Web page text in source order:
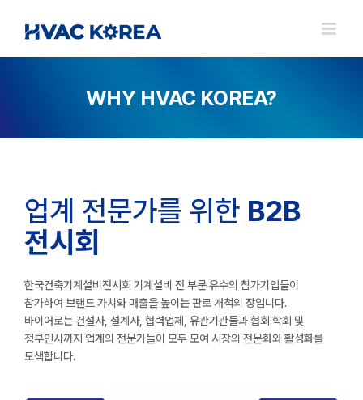
WHY HVAC KOREA?
업계 전문가를 위한 B2B
전시회
한국건축기계설비전시회 기계설비 전 부문 유수의 참가기업들이
참가하여 브랜드 가치와 매출을 높이는 판로 개척의 장입니다.
바이어로는 건설사, 설계사, 협력업체, 유관기관들과 협회·학회 및
정부인사까지 업계의 전문가들이 모두 모여 시장의 전문화와 활성화를
모색합니다.